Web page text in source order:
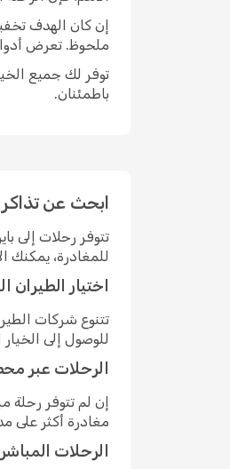
إن كان الهدف
ملحوظ. تعرض
توفر لك جميع
باطمئنان.
ابحث عن تذاكر
تتوفر رحلات إلى
للمغادرة، يمكنك
اختيار
تتنوع شركات
للوصول إلى
الرحلات عبر
إن لم تتوفر
مغادرة أكثر على
الرحلات